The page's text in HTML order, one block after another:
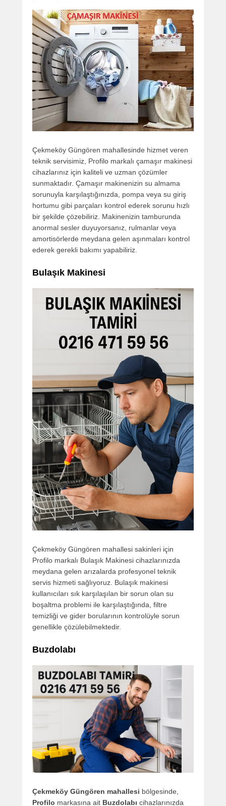
Çekmeköy Güngören mahallesinde hizmet veren
teknik servisimiz, Profilo markalı çamaşır makinesi
cihazlarınız için kaliteli ve uzman çözümler
sunmaktadır. Çamaşır makinenizin su almama
sorunuyla karşılaştığınızda, pompa veya su giriş
hortumu gibi parçaları kontrol ederek sorunu hızlı
bir şekilde çözebiliriz. Makinenizin tamburunda
anormal sesler duyuyorsanız, rulmanlar veya
amortisörlerde meydana gelen aşınmaları kontrol
ederek gerekli bakımı yapabiliriz.
Bulaşık Makinesi
Çekmeköy Güngören mahallesi sakinleri için
Profilo markalı Bulaşık Makinesi cihazlarınızda
meydana gelen arızalarda profesyonel teknik
servis hizmeti sağlıyoruz. Bulaşık makinesi
kullanıcıları sık karşılaşılan bir sorun olan su
boşaltma problemi ile karşılaştığında, filtre
temizliği ve gider borularının kontrolüyle sorun
genellikle çözülebilmektedir.
Buzdolabı
Çekmeköy Güngören mahallesi bölgesinde,
Profilo markasına ait Buzdolabı cihazlarınızda